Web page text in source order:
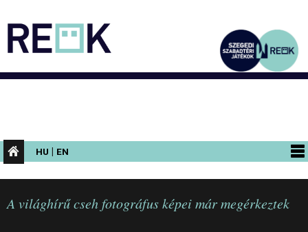
HU | EN
PROGRAMOK
KIÁLLÍTÁSOK
A világhírű cseh fotográfus képei már megérkeztek